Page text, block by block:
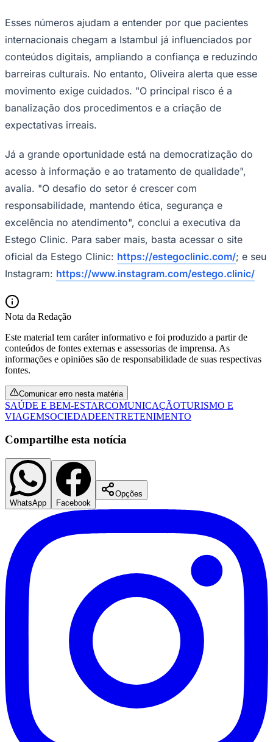
Santos
Flamengo
Esses números ajudam a entender por que pacientes
internacionais chegam a Istambul já influenciados por
conteúdos digitais, ampliando a confiança e reduzindo
barreiras culturais. No entanto, Oliveira alerta que esse
movimento exige cuidados. "O principal risco é a
banalização dos procedimentos e a criação de
expectativas irreais.
Já a grande oportunidade está na democratização do
acesso à informação e ao tratamento de qualidade",
avalia. "O desafio do setor é crescer com
responsabilidade, mantendo ética, segurança e
excelência no atendimento", conclui a executiva da
Estego Clinic. Para saber mais, basta acessar o site
oficial da Estego Clinic: https://estegoclinic.com/; e seu
Instagram: https://www.instagram.com/estego.clinic/
Nota da Redação
Este material tem caráter informativo e foi produzido a partir de
conteúdos de fontes externas e assessorias de imprensa. As
informações e opiniões são de responsabilidade de suas respectivas
fontes.
Comunicar erro nesta matéria
SAÚDE E BEM-ESTARCOMUNICAÇÃOTURISMO E
VIAGEMSOCIEDADEENTRETENIMENTO
Compartilhe esta notícia
WhatsApp Facebook
Opções